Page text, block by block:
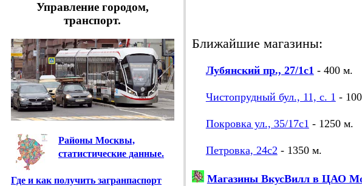
Управление городом,
транспорт.
Районы Москвы,
статистические данные.
Где и как получить загранпаспорт
Ближайшие магазины:
Лубянский пр., 27/1с1 - 400 м.
Чистопрудный бул., 11, с. 1 -
Покровка ул., 35/17с1 - 1250 м.
Петровка, 24с2 - 1350 м.
Магазины ВкусВилл в ЦАО